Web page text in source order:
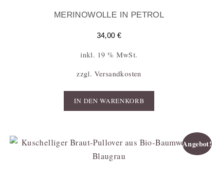
MERINOWOLLE IN PETROL
34,00 €
inkl. 19 % MwSt.
zzgl. Versandkosten
IN DEN WARENKORB
Angebot!